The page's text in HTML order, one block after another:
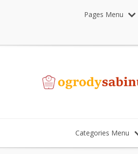
Pages Menu
Categories Menu